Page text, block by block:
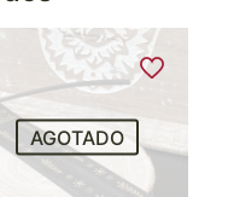
AGOTADO